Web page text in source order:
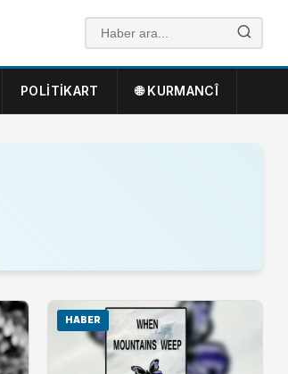
POLITIKART 🌐 KURMANCÎ
HABER